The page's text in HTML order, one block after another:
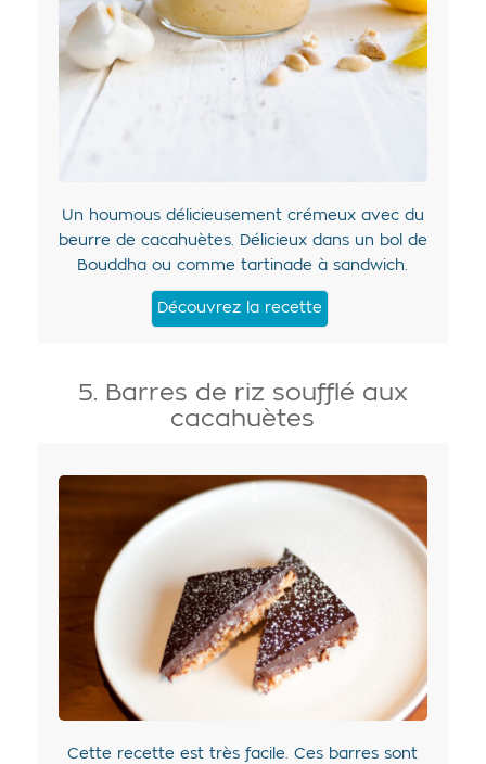
Un houmous délicieusement crémeux avec du
beurre de cacahuètes. Délicieux dans un bol de
Bouddha ou comme tartinade à sandwich.
Découvrez la recette
5. Barres de riz soufflé aux
cacahuètes
Cette recette est très facile. Ces barres sont